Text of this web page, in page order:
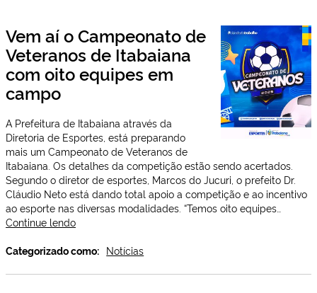
Vem aí o Campeonato de
Veteranos de Itabaiana
com oito equipes em
campo
A Prefeitura de Itabaiana através da
Diretoria de Esportes, está preparando
mais um Campeonato de Veteranos de
Itabaiana. Os detalhes da competição estão sendo acertados.
Segundo o diretor de esportes, Marcos do Jucuri, o prefeito Dr.
Cláudio Neto está dando total apoio a competição e ao incentivo
ao esporte nas diversas modalidades. “Temos oito equipes…
Continue lendoVem
o
de
Categorizado como: Notícias